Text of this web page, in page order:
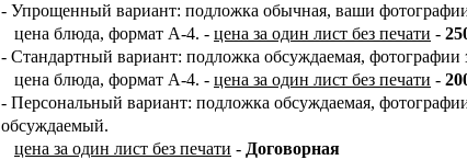
- Упрощенный вариант: подложка обычная, ваши фотографии
цена блюда, формат А-4. - цена за один лист без печати -
- Стандартный вариант: подложка обсуждаемая, фотографии
цена блюда, формат А-4. - цена за один лист без печати -
- Персональный вариант: подложка обсуждаемая,
обсуждаемый.
цена за один лист без печати - Договорная